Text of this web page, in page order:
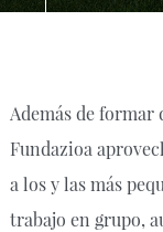
Además de formar
Fundazioa
a los y las más
trabajo en grupo,